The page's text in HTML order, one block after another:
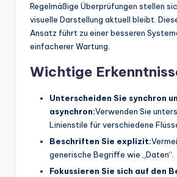
Regelmäßige Überprüfungen stellen
visuelle Darstellung aktuell bleibt.
Ansatz führt zu einer besseren
einfacherer Wartung.
Wichtige
Unterscheiden Sie synchron
asynchron:Verwenden Sie
Linienstile für verschiedene
Beschriften Sie explizit:
generische Begriffe wie „Daten“.
Fokussieren Sie sich auf den